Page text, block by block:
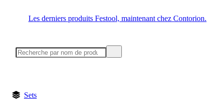
Les derniers produits Festool, maintenant chez Contorion.
Sets